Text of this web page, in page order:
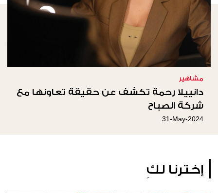
مشاهير
دانييلا رحمة تكشف عن حقيقة تعاونها مع
شركة الصباح
31-May-2024
إخترنا لكِ